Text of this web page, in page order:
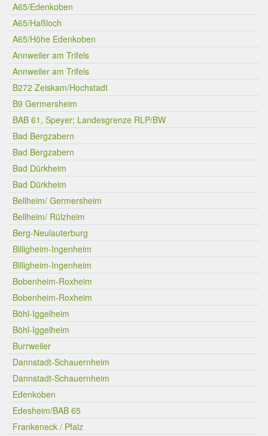
A65/Edenkoben
A65/Haßloch
A65/Höhe Edenkoben
Annweiler am Trifels
Annweiler am Trifels
B272 Zeiskam/Hochstadt
B9 Germersheim
BAB 61, Speyer; Landesgrenze RLP/BW
Bad Bergzabern
Bad Bergzabern
Bad Dürkheim
Bad Dürkheim
Bellheim/ Germersheim
Bellheim/ Rülzheim
Berg-Neulauterburg
Billigheim-Ingenheim
Billigheim-Ingenheim
Bobenheim-Roxheim
Bobenheim-Roxheim
Böhl-Iggelheim
Böhl-Iggelheim
Burrweiler
Dannstadt-Schauernheim
Dannstadt-Schauernheim
Edenkoben
Edesheim/BAB 65
Frankeneck / Pfalz